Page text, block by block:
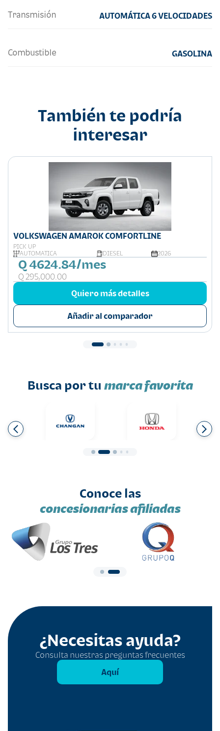
Transmisión AUTOMÁTICA 6 VELOCIDADES
Combustible GASOLINA
También te podría
interesar
VOLKSWAGEN AMAROK COMFORTLINE
PICK UP
AUTOMÁTICA
DIESEL 2026
Q 4624.84/mes
Q 295,000.00
Quiero más detalles
Añadir al comparador
Busca por tu marca favorita
Conoce las
concesionarias afiliadas
¿Necesitas ayuda?
Consulta nuestras preguntas frecuentes
Aquí